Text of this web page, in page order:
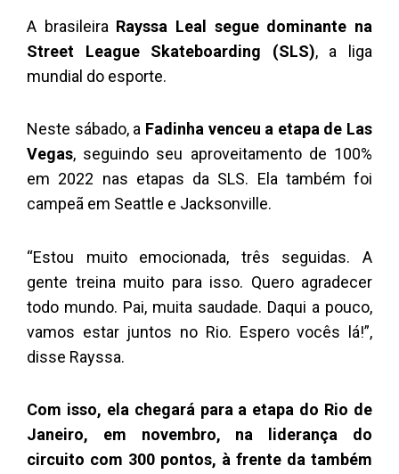
A brasileira Rayssa Leal segue dominante na
Street League Skateboarding (SLS), a liga
mundial do esporte.
Neste sábado, a Fadinha venceu a etapa de Las
Vegas, seguindo seu aproveitamento de 100%
em 2022 nas etapas da SLS. Ela também foi
campeã em Seattle e Jacksonville.
“Estou muito emocionada, três seguidas. A
gente treina muito para isso. Quero agradecer
todo mundo. Pai, muita saudade. Daqui a pouco,
vamos estar juntos no Rio. Espero vocês lá!”,
disse Rayssa.
Com isso, ela chegará para a etapa do Rio de
Janeiro, em novembro, na liderança do
circuito com 300 pontos, à frente da também